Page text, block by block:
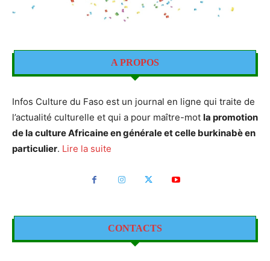
A PROPOS
Infos Culture du Faso est un journal en ligne qui traite de
l’actualité culturelle et qui a pour maître-mot la promotion
de la culture Africaine en générale et celle burkinabè en
particulier. Lire la suite
CONTACTS